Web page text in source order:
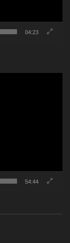
04:23
54:44